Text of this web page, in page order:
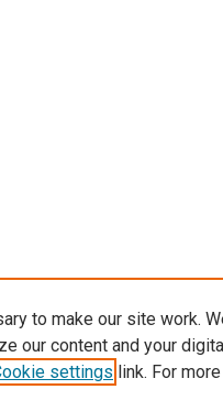
to make our site work.
our content and your
settings link. For